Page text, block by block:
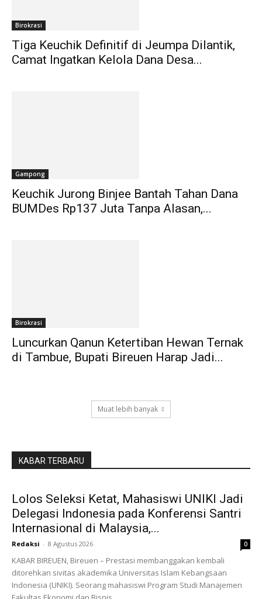
Birokrasi
Tiga Keuchik Definitif di Jeumpa Dilantik,
Camat Ingatkan Kelola Dana Desa...
Gampong
Keuchik Jurong Binjee Bantah Tahan Dana
BUMDes Rp137 Juta Tanpa Alasan,...
Birokrasi
Luncurkan Qanun Ketertiban Hewan Ternak
di Tambue, Bupati Bireuen Harap Jadi...
Muat lebih banyak
KABAR TERBARU
Lolos Seleksi Ketat, Mahasiswi UNIKI Jadi
Delegasi Indonesia pada Konferensi Santri
Internasional di Malaysia,...
Redaksi - 8 Agustus 2026 0
KABAR BIREUEN, Bireuen – Prestasi membanggakan kembali
ditorehkan sivitas akademika Universitas Islam Kebangsaan
Indonesia (UNIKI). Seorang mahasiswi Program Studi Manajemen